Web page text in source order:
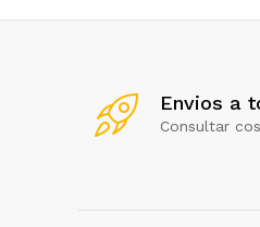
Envios a
Consultar